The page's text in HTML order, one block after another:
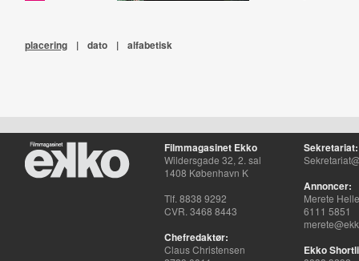
placering | dato | alfabetisk
Filmmagasinet Ekko
Wildersgade 32, 2. sal
1408 København K
Tlf. 8838 9292
CVR. 3468 8443
Chefredaktør:
Claus Christensen
Sekretariat:
Annoncer:
Merete
6111 5851
Ekko